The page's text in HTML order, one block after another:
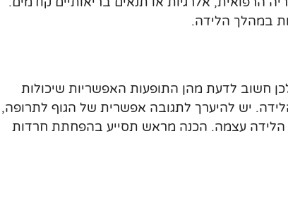
במהלך הלידה.
חשוב לדעת מהן התופעות האפשריות שיכולות
יש להיערך לתגובה אפשרית של הגוף לתרופה,
הלידה עצמה. הכנה מראש תסייע בהפחתת חרדות